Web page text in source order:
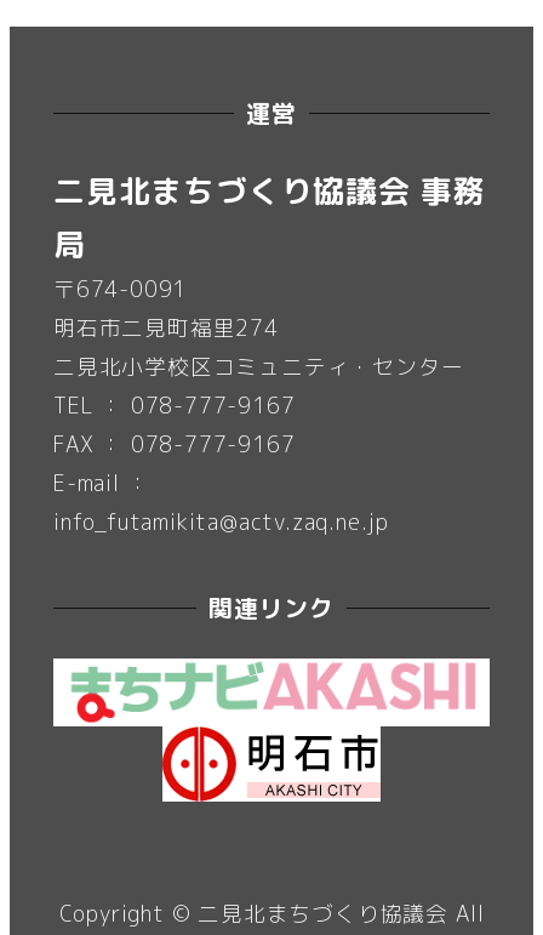
運営
二見北まちづくり協議会 事務
局
〒674-0091
明石市二見町福里274
二見北小学校区コミュニティ・センター
TEL ： 078-777-9167
FAX ： 078-777-9167
E-mail ：
info_futamikita@actv.zaq.ne.jp
関連リンク
Copyright © 二見北まちづくり協議会 All